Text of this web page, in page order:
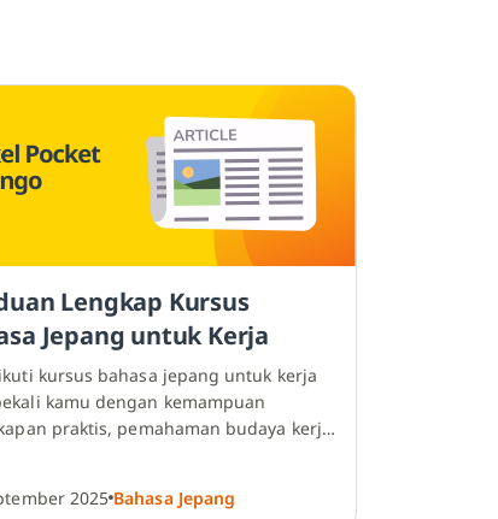
Lengkap Kursus
Jepang untuk Kerja
kursus bahasa jepang untuk kerja
kamu dengan kemampuan
praktis, pemahaman budaya kerja,
2025 Bahasa Jepang